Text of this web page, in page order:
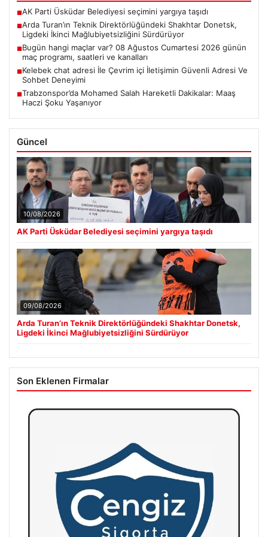
■AK Parti Üsküdar Belediyesi seçimini yargıya taşıdı
■Arda Turan’ın Teknik Direktörlüğündeki Shakhtar Donetsk,
Ligdeki İkinci Mağlubiyetsizliğini Sürdürüyor
■Bugün hangi maçlar var? 08 Ağustos Cumartesi 2026 günün
maç programı, saatleri ve kanalları
■Kelebek chat adresi İle Çevrim içi İletişimin Güvenli Adresi Ve
Sohbet Deneyimi
■Trabzonspor’da Mohamed Salah Hareketli Dakikalar: Maaş
Haczi Şoku Yaşanıyor
Güncel
10/08/2026
AK Parti Üsküdar Belediyesi seçimini yargıya taşıdı
09/08/2026
Arda Turan’ın Teknik Direktörlüğündeki Shakhtar Donetsk,
Ligdeki İkinci Mağlubiyetsizliğini Sürdürüyor
Son Eklenen Firmalar